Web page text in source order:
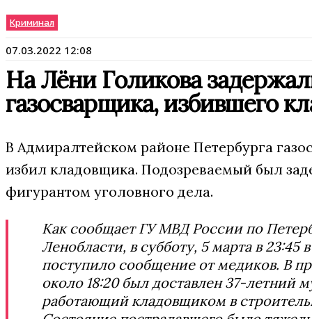
Криминал
07.03.2022 12:08
На Лёни Голикова
газосварщика, избившего
В Адмиралтейском районе Петербурга
избил кладовщика. Подозреваемый был
фигурантом уголовного дела.
Как сообщает ГУ МВД России по
Ленобласти, в субботу, 5 марта в 23:45
поступило сообщение от медиков. В
около 18:20 был доставлен 37-летний
работающий кладовщиком в